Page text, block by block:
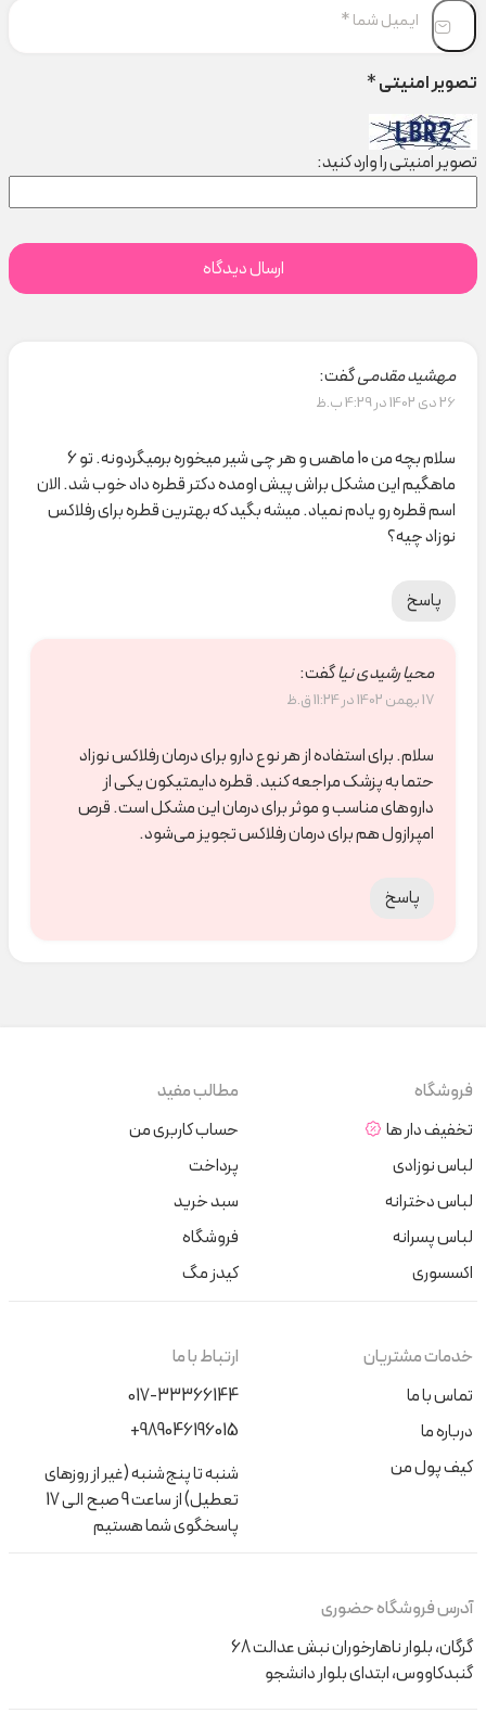
تصویر امنیتی*
تصویر امنیتی را وارد کنید:
مهشید مقدمیگفت:
26 دی 1402 در 4:29 ب.ظ
سلام بچه من 10 ماهس و هر چی شیر میخوره برمیگردونه. تو 6
ماهگیم این مشکل براش پیش اومده دکتر قطره داد خوب شد. الان
اسم قطره رو یادم نمیاد. میشه بگید که بهترین قطره برای رفلاکس
نوزاد چیه؟
پاسخ
محیا رشیدی نیاگفت:
17 بهمن 1402 در 11:24 ق.ظ
سلام. برای استفاده از هر نوع دارو برای درمان رفلاکس نوزاد
حتما به پزشک مراجعه کنید. قطره دایمتیکون یکی از
داروهای مناسب و موثر برای درمان این مشکل است. قرص
امپرازول هم برای درمان رفلاکس تجویز می‌شود.
پاسخ
فروشگاه
تخفیف دار ها
لباس نوزادی
لباس دخترانه
لباس پسرانه
اکسسوری
مطالب مفید
حساب کاربری من
پرداخت
سبد خرید
فروشگاه
کیدز مگ
خدمات مشتریان
تماس با ما
درباره ما
کیف پول من
ارتباط با ما
017-33366144
+989046196015
شنبه تا پنج‌شنبه (غیر از روزهای
تعطیل) از ساعت 9 صبح الی 17
پاسخگوی شما هستیم
آدرس فروشگاه حضوری
گرگان، بلوار ناهارخوران نبش عدالت 68
گنبدکاووس، ابتدای بلوار دانشجو